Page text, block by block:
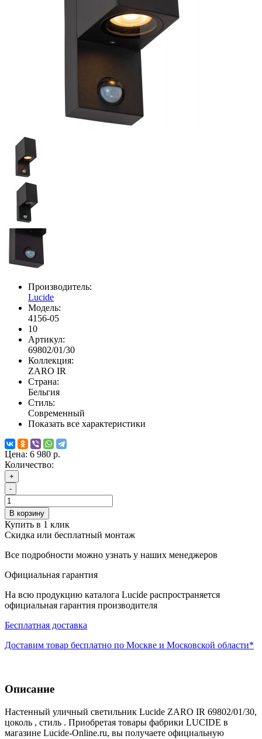
Производитель:
Lucide
Модель:
4156-05
10
Артикул:
69802/01/30
Коллекция:
ZARO IR
Страна:
Бельгия
Стиль:
Современный
Показать все характеристики
Цена: 6 980 р.
Количество:
+
-
В корзину
Купить в 1 клик
Скидка или бесплатный монтаж
Все подробности можно узнать у наших менеджеров
Официальная гарантия
На всю продукцию каталога Lucide распространяется
официальная гарантия производителя
Бесплатная доставка
Доставим товар бесплатно по Москве и Московской области*
Описание
Настенный уличный светильник Lucide ZARO IR 69802/01/30,
цоколь , стиль . Приобретая товары фабрики LUCIDE в
магазине Lucide-Online.ru, вы получаете официальную